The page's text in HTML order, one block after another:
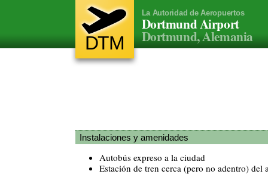
DTM
La Autoridad de Aeropuertos
Dortmund Airport
Dortmund, Alemania
Instalaciones y amenidades
Autobús expreso a la ciudad
Estación de tren cerca (pero no adentro) del